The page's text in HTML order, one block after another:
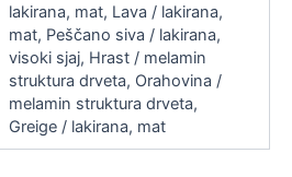
lakirana, mat, Lava / lakirana,
mat, Peščano siva / lakirana,
visoki sjaj, Hrast / melamin
struktura drveta, Orahovina /
melamin struktura drveta,
Greige / lakirana, mat